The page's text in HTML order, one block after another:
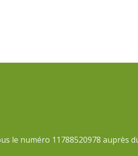
le numéro 11788520978 auprès